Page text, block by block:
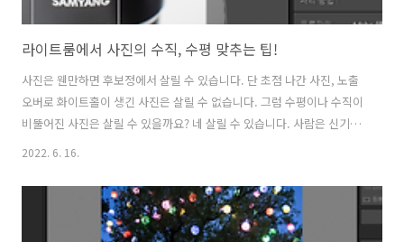
라이트룸에서 사진의 수직, 수평 맞추는 팁!
사진은 웬만하면 후보정에서 살릴 수 있습니다. 단 초점 나간 사진, 노출
오버로 화이트홀이 생긴 사진은 살릴 수 없습니다. 그럼 수평이나 수직이
비뚤어진 사진은 살릴 수 있을까요? 네 살릴 수 있습니다. 사람은 신기하
게도 수평이나 수직이 어긋난 사진은 귀신같이 잡아냅니다. 수평이나 수
로 한 사진이 아니라면 수평, 수직은 맞춰서 촬영하는 것이 좋습니다. 특
히 풍경 사진은 기본이 수평, 수직 맞추기입니다. 요즘 DSLR이나 미러리
스는 전자식 수평계를 제공하기에 촬영할 때 수평 수직을 확인하면서 촬
2022. 6. 16.